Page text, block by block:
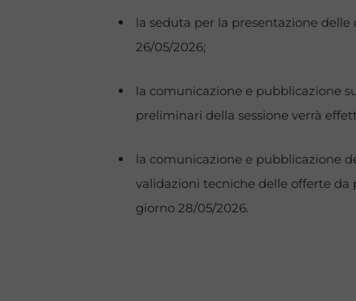
la seduta per la presentazione delle
26/05/2026;
la comunicazione e pubblicazione
preliminari della sessione verrà
la comunicazione e pubblicazione
validazioni tecniche delle offerte da
giorno 28/05/2026.